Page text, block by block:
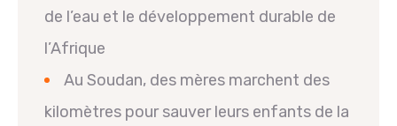
de l’eau et le développement durable de
l’Afrique
Au Soudan, des mères marchent des
kilomètres pour sauver leurs enfants de la